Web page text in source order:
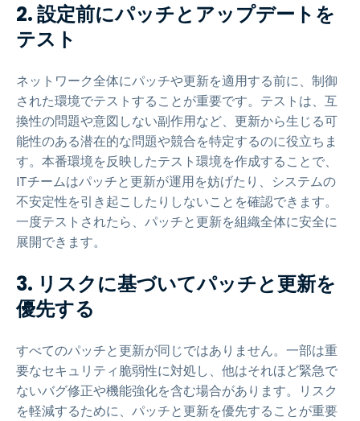
2. 設定前にパッチとアップデートを
テスト
ネットワーク全体にパッチや更新を適用する前に、制御
された環境でテストすることが重要です。テストは、互
換性の問題や意図しない副作用など、更新から生じる可
能性のある潜在的な問題や競合を特定するのに役立ちま
す。本番環境を反映したテスト環境を作成することで、
ITチームはパッチと更新が運用を妨げたり、システムの
不安定性を引き起こしたりしないことを確認できます。
一度テストされたら、パッチと更新を組織全体に安全に
展開できます。
3. リスクに基づいてパッチと更新を
優先する
すべてのパッチと更新が同じではありません。一部は重
要なセキュリティ脆弱性に対処し、他はそれほど緊急で
ないバグ修正や機能強化を含む場合があります。リスク
を軽減するために、パッチと更新を優先することが重要